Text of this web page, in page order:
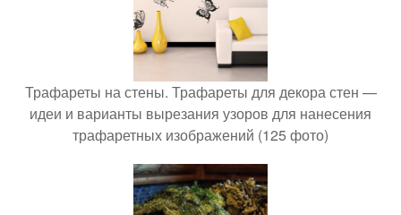
Трафареты на стены. Трафареты для декора стен —
идеи и варианты вырезания узоров для нанесения
трафаретных изображений (125 фото)